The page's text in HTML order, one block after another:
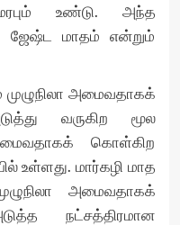
உண்டு. அந்த
ஜேஷ்ட மாதம் என்றும்
முழுநிலா அமைவதாகக்
வருகிற மூல
கொள்கிற
உள்ளது. மார்கழி மாத
அமைவதாகக்
நட்சத்திரமான